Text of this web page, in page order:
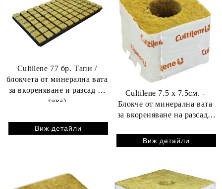
Cultilene 77 бр. Тапи /
блокчета от минерална вата
за вкореняване и разсад (+
тава)
Виж детайли
Cultilene 7.5 x 7.5см. -
Блокче от минерална вата
за вкореняване на разсад -
Виж детайли